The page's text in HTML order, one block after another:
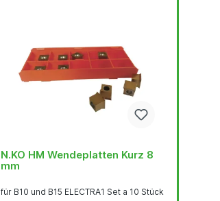
N.KO HM Wendeplatten Kurz 8
mm
für B10 und B15 ELECTRA1 Set a 10 Stück